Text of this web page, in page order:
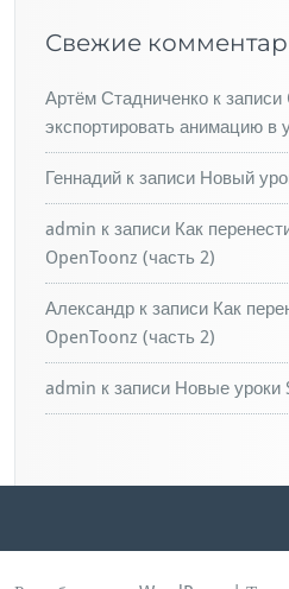
Свежие
Артём Стадниченко к записи
экспортировать анимацию
Геннадий к записи Новый
admin к записи Как
OpenToonz (часть 2)
Александр к записи Как
OpenToonz (часть 2)
admin к записи Новые уроки